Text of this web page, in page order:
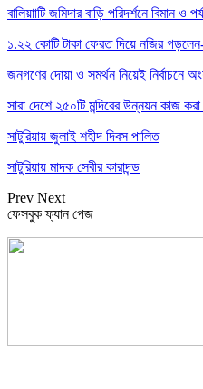
বালিয়াাটি জমিদার বাড়ি পরিদর্শনে বিমান
১.২২ কোটি টাকা ফেরত দিয়ে নজির
জনগণের দোয়া ও সমর্থন নিয়েই
সারা দেশে ২৫০টি মন্দিরের উন্নয়ন কাজ
সাটুরিয়ায় জুলাই শহীদ দিবস পালিত
সাটুরিয়ায় মাদক সেবীর কারাদন্ড
Prev Next
ফেসবুক ফ্যান পেজ